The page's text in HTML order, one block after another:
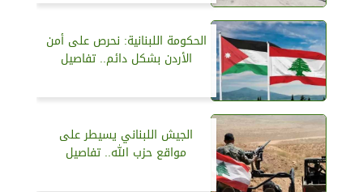
الحكومة اللبنانية: نحرص على أمن
الأردن بشكل دائم.. تفاصيل
الجيش اللبناني يسيطر على
مواقع حزب الله.. تفاصيل